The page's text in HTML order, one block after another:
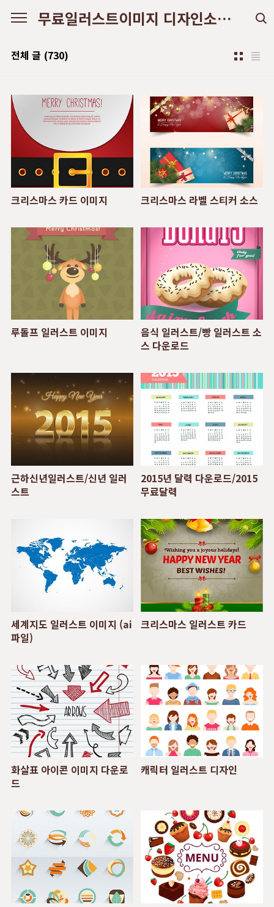
무료일러스트이미지 디자인소스 다운로드
전체 글 (730)
크리스마스 카드 이미지 크리스마스 라벨 스티커 소스
루돌프 일러스트 이미지
음식 일러스트/빵 일러스트 소
스 다운로드
근하신년일러스트/신년 일러
스트
2015년 달력 다운로드/2015
무료달력
세계지도 일러스트 이미지 (ai
파일)
크리스마스 일러스트 카드
화살표 아이콘 이미지 다운로
드
캐릭터 일러스트 디자인